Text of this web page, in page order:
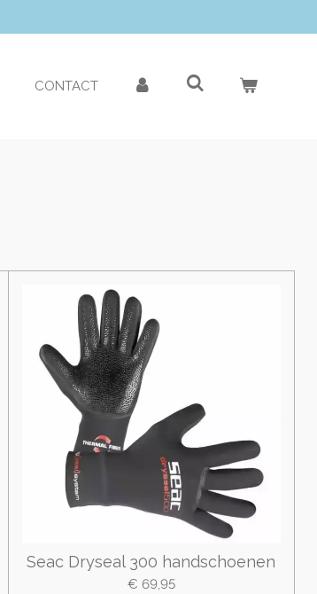
CONTACT
Seac Dryseal 300 handschoenen
€ 69,95